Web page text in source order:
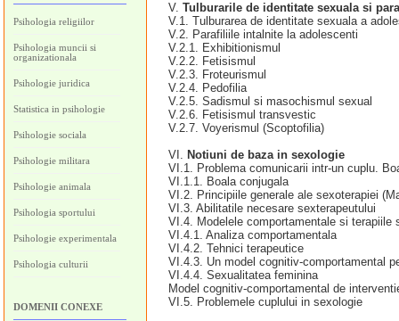
Psihologia religiilor
Psihologia muncii si
organizationala
Psihologie juridica
Statistica in psihologie
Psihologie sociala
Psihologie militara
Psihologie animala
Psihologia sportului
Psihologie experimentala
Psihologia culturii
DOMENII CONEXE
V. Tulburarile de identitate sexuala si
V.1. Tulburarea de identitate sexuala a
V.2. Parafiliile intalnite la adolescenti
V.2.1. Exhibitionismul
V.2.2. Fetisismul
V.2.3. Froteurismul
V.2.4. Pedofilia
V.2.5. Sadismul si masochismul sexual
V.2.6. Fetisismul transvestic
V.2.7. Voyerismul (Scoptofilia)
VI. Notiuni de baza in sexologie
VI.1. Problema comunicarii intr-un cuplu.
VI.1.1. Boala conjugala
VI.2. Principiile generale ale sexoterapiei
VI.3. Abilitatile necesare sexterapeutului
VI.4. Modelele comportamentale si terapiile
VI.4.1. Analiza comportamentala
VI.4.2. Tehnici terapeutice
VI.4.3. Un model cognitiv-comportamental
VI.4.4. Sexualitatea feminina
Model cognitiv-comportamental de
VI.5. Problemele cuplului in sexologie